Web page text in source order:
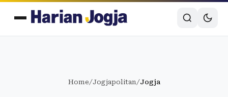
Home/Jogjapolitan/Jogja